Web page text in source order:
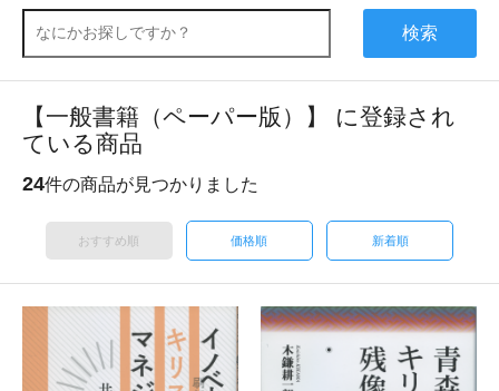
検索
【一般書籍（ペーパー版）】 に登録され
ている商品
24件の商品が見つかりました
おすすめ順 価格順 新着順